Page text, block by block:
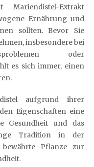
Mariendistel-Extrakt
Ernährung und
sollten. Bevor Sie
insbesondere bei
oder
es sich immer, einen
aufgrund ihrer
Eigenschaften eine
Gesundheit und das
Tradition in der
Pflanze zur